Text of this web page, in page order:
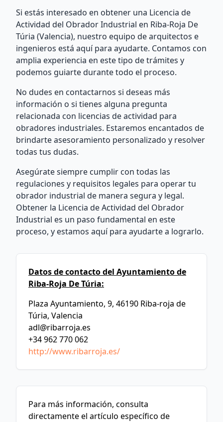
Si estás interesado en obtener una Licencia de
Actividad del Obrador Industrial en Riba-Roja De
Túria (Valencia), nuestro equipo de arquitectos e
ingenieros está aquí para ayudarte. Contamos con
amplia experiencia en este tipo de trámites y
podemos guiarte durante todo el proceso.
No dudes en contactarnos si deseas más
información o si tienes alguna pregunta
relacionada con licencias de actividad para
obradores industriales. Estaremos encantados de
brindarte asesoramiento personalizado y resolver
todas tus dudas.
Asegúrate siempre cumplir con todas las
regulaciones y requisitos legales para operar tu
obrador industrial de manera segura y legal.
Obtener la Licencia de Actividad del Obrador
Industrial es un paso fundamental en este
proceso, y estamos aquí para ayudarte a lograrlo.
Datos de contacto del Ayuntamiento de
Riba-Roja De Túria:
Plaza Ayuntamiento, 9, 46190 Riba-roja de
Túria, Valencia
adl@ribarroja.es
+34 962 770 062
http://www.ribarroja.es/
Para más información, consulta
directamente el artículo específico de